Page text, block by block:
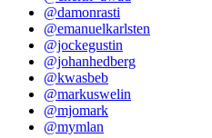
@damonrasti
@emanuelkarlsten
@jockegustin
@johanhedberg
@kwasbeb
@markuswelin
@mjomark
@mymlan